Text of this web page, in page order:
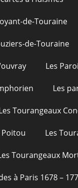
de-Touraine
de-Touraine
Les
Les
Tourangeaux
Poitou Les
Tourangeaux
à Paris 1678 –